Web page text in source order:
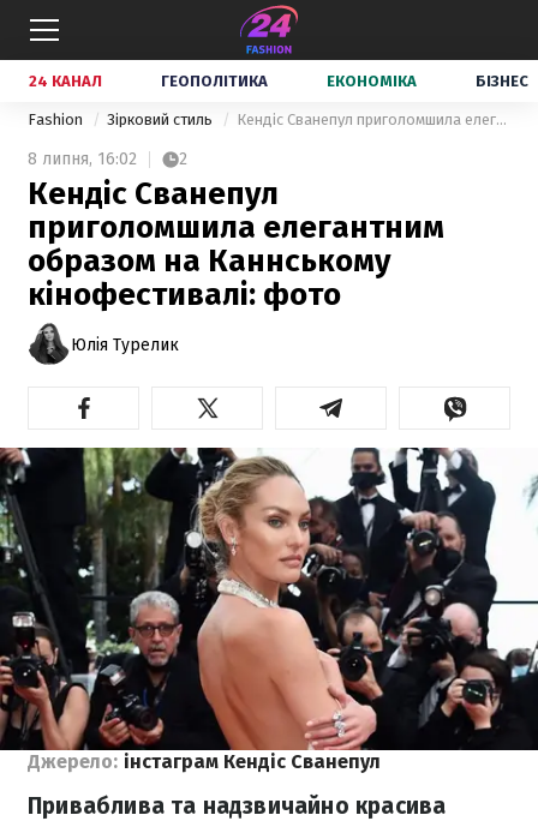
24 КАНАЛ ГЕОПОЛІТИКА ЕКОНОМІКА БІЗНЕС
Fashion Зірковий стиль Кендіс Сванепул приголомшила елегантним образом на Каннському кінофестивалі: фото
8 липня, 16:02 2
Кендіс Сванепул
приголомшила елегантним
образом на Каннському
кінофестивалі: фото
Юлія Турелик
Джерело: інстаграм Кендіс Сванепул
Приваблива та надзвичайно красива